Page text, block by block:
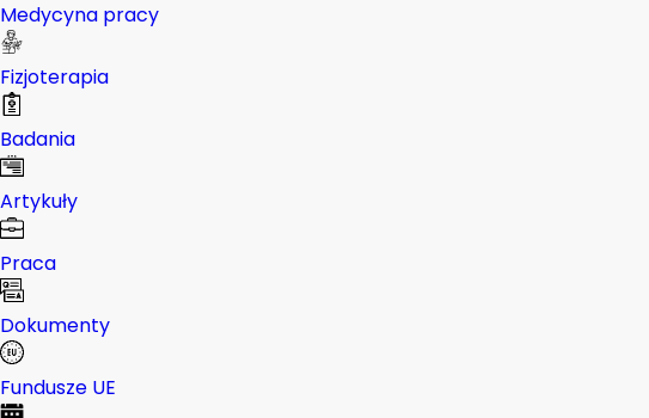
Medycyna pracy
Fizjoterapia
Badania
Artykuły
Praca
Dokumenty
Fundusze UE